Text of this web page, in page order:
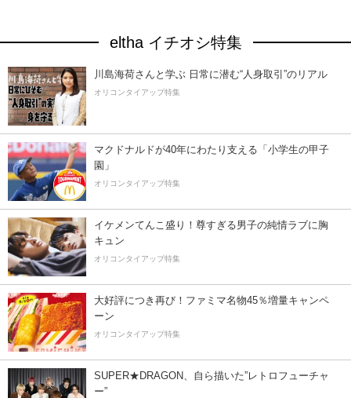
eltha イチオシ特集
川島海荷さんと学ぶ 日常に潜む“人身取引”のリアル
オリコンタイアップ特集
マクドナルドが40年にわたり支える「小学生の甲子
園」
オリコンタイアップ特集
イケメンてんこ盛り！尊すぎる男子の純情ラブに胸
キュン
オリコンタイアップ特集
大好評につき再び！ファミマ名物45％増量キャンペ
ーン
オリコンタイアップ特集
SUPER★DRAGON、自ら描いた”レトロフューチャ
ー”